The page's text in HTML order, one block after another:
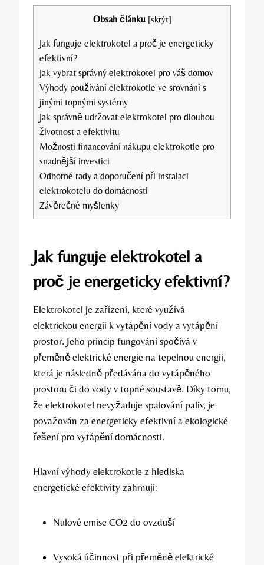
Obsah článku [skrýt]
Jak funguje elektrokotel a proč je energeticky
efektivní?
Jak vybrat správný elektrokotel pro váš domov
Výhody používání elektrokotle ve srovnání s
jinými topnými systémy
Jak správně udržovat elektrokotel pro dlouhou
životnost a efektivitu
Možnosti financování nákupu elektrokotle pro
snadnější investici
Odborné rady a doporučení při instalaci
elektrokotelu do domácnosti
Závěrečné myšlenky
Jak funguje elektrokotel a
proč je energeticky efektivní?
Elektrokotel je zařízení, které využívá
elektrickou energii k vytápění vody a vytápění
prostor. Jeho princip fungování spočívá v
přeměně elektrické energie na tepelnou energii,
která je následně předávána do vytápěného
prostoru či do vody v topné soustavě. Díky tomu,
že elektrokotel nevyžaduje spalování paliv, je
považován za energeticky efektivní a ekologické
řešení pro vytápění domácnosti.
Hlavní výhody elektrokotle z hlediska
energetické efektivity zahrnují:
Nulové emise CO2 do ovzduší
Vysoká účinnost při přeměně elektrické